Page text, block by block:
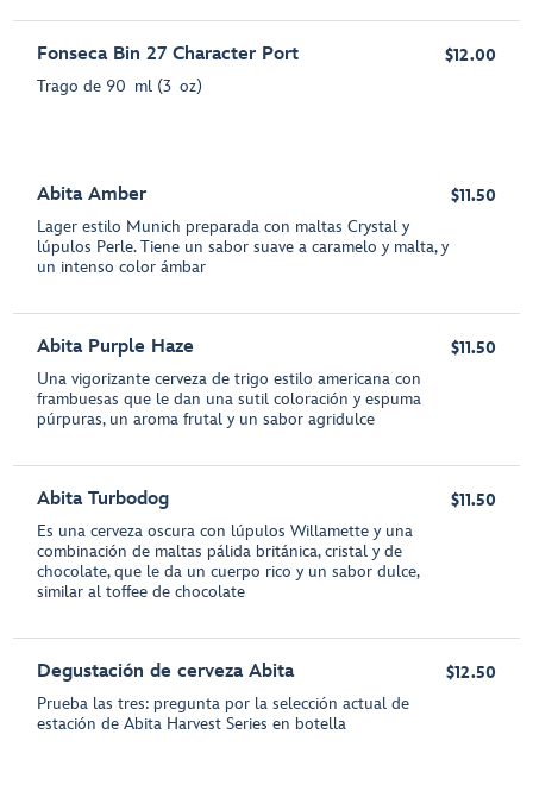
Fonseca Bin 27 Character Port
Trago de 90 ml (3 oz)
$12.00
Abita Amber
Lager estilo Munich preparada con maltas Crystal y
lúpulos Perle. Tiene un sabor suave a caramelo y malta, y
un intenso color ámbar
$11.50
Abita Purple Haze
Una vigorizante cerveza de trigo estilo americana con
frambuesas que le dan una sutil coloración y espuma
púrpuras, un aroma frutal y un sabor agridulce
$11.50
Abita Turbodog
Es una cerveza oscura con lúpulos Willamette y una
combinación de maltas pálida británica, cristal y de
chocolate, que le da un cuerpo rico y un sabor dulce,
similar al toffee de chocolate
$11.50
Degustación de cerveza Abita
Prueba las tres: pregunta por la selección actual de
estación de Abita Harvest Series en botella
$12.50